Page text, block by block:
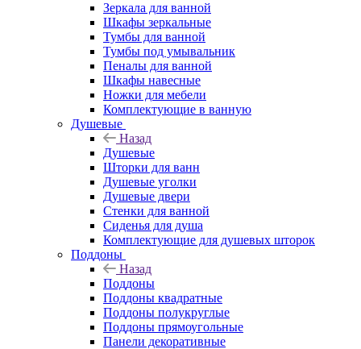
Зеркала для ванной
Шкафы зеркальные
Тумбы для ванной
Тумбы под умывальник
Пеналы для ванной
Шкафы навесные
Ножки для мебели
Комплектующие в ванную
Душевые
Назад
Душевые
Шторки для ванн
Душевые уголки
Душевые двери
Стенки для ванной
Сиденья для душа
Комплектующие для душевых шторок
Поддоны
Назад
Поддоны
Поддоны квадратные
Поддоны полукруглые
Поддоны прямоугольные
Панели декоративные